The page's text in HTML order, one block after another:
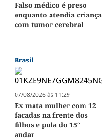
Falso médico é preso
enquanto atendia criança
com tumor cerebral
Brasil
07/08/2026 às 11:29
Ex mata mulher com 12
facadas na frente dos
filhos e pula do 15°
andar